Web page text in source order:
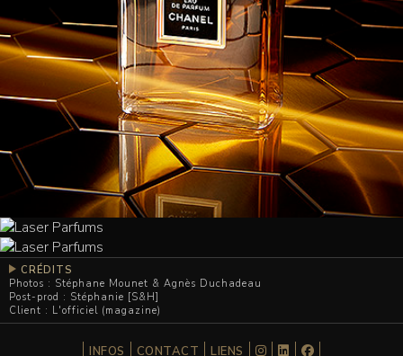
CRÉDITS
Photos : Stéphane Mounet & Agnès Duchadeau
Post-prod : Stéphanie [S&H]
Client : L'officiel (magazine)
INFOS CONTACT LIENS